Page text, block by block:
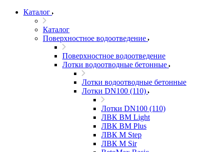
Каталог
Каталог
Поверхностное водоотведение
Поверхностное водоотведение
Лотки водоотводные бетонные
Лотки водоотводные бетонные
Лотки DN100 (110)
Лотки DN100 (110)
ЛВК ВМ Light
ЛВК ВМ Plus
ЛВК М Step
ЛВК М Sir